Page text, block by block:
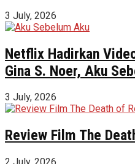
3 July, 2026
Netflix Hadirkan
Gina S. Noer, Aku
3 July, 2026
Review Film The